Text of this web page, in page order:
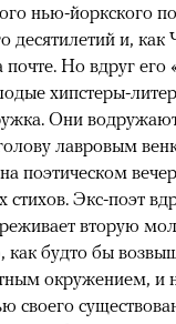
нью-йоркского
десятилетий и, как
Но вдруг его
хипстеры-
Они
лавровым
поэтическом
стихов. Экс-поэт
вторую
будто бы
окружением, и
своего